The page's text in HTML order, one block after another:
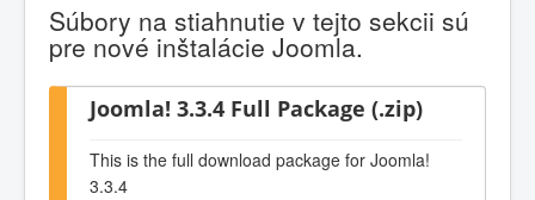
Súbory na stiahnutie v tejto sekcii sú
pre nové inštalácie Joomla.
Joomla! 3.3.4 Full Package (.zip)
This is the full download package for Joomla!
3.3.4